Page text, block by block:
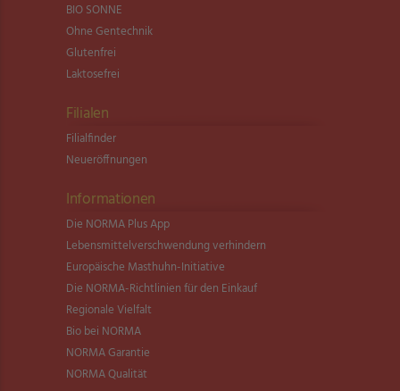
BIO SONNE
Ohne Gentechnik
Glutenfrei
Laktosefrei
Filialen
Filialfinder
Neueröffnungen
Informationen
Die NORMA Plus App
Lebensmittel­verschwendung verhindern
Europäische Masthuhn-Initiative
Die NORMA-Richtlinien für den Einkauf
Regionale Vielfalt
Bio bei NORMA
NORMA Garantie
NORMA Qualität